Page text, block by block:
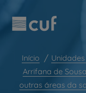
este
site
inclui
sistema
acessibilidade.
para
conteúdo
Grandes
Plano +CUF
My CUF
Início
Arrifana de
outras áreas da